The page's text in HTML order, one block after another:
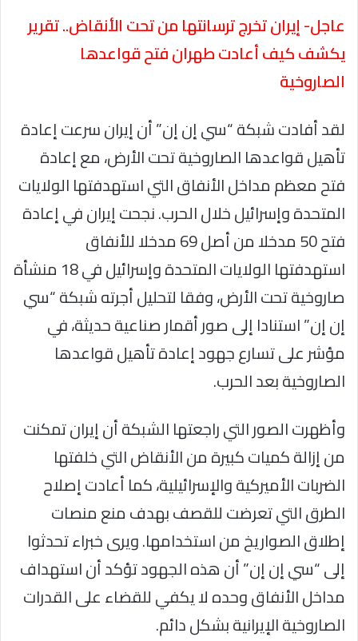
عاجل- إيران تخرج ترسانتها من تحت الأنقاض.. تقرير
يكشف كيف أعادت طهران فتح قواعدها
الصاروخية
لقد أفادت شبكة “سي إن إن” أن إيران سرعت إعادة
تأهيل قواعدها الصاروخية تحت الأرض، مع إعادة
فتح معظم مداخل الأنفاق التي استهدفتها الولايات
المتحدة وإسرائيل خلال الحرب. نجحت إيران في إعادة
فتح 50 مدخلا من أصل 69 مدخلا للأنفاق
استهدفتها الولايات المتحدة وإسرائيل في 18 منشأة
صاروخية تحت الأرض، وفقا لتحليل أجرته شبكة “سي
إن إن” استنادا إلى صور أقمار صناعية حديثة، في
مؤشر على تسارع جهود إعادة تأهيل قواعدها
الصاروخية بعد الحرب.
وأظهرت الصور التي راجعتها الشبكة أن إيران تمكنت
من إزالة كميات كبيرة من الأنقاض التي خلفتها
الضربات الأميركية والإسرائيلية، كما أعادت إصلاح
الطرق التي تعرضت للقصف بهدف منع منصات
إطلاق الصواريخ من استخدامها. ويرى خبراء تحدثوا
إلى “سي إن إن” أن هذه الجهود تؤكد أن استهداف
مداخل الأنفاق وحده لا يكفي للقضاء على القدرات
الصاروخية الإيرانية بشكل دائم.